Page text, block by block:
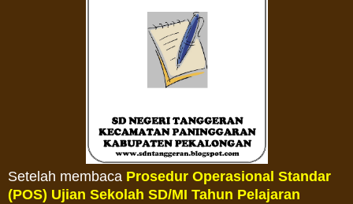
Setelah membaca Prosedur Operasional Standar
(POS) Ujian Sekolah SD/MI Tahun Pelajaran